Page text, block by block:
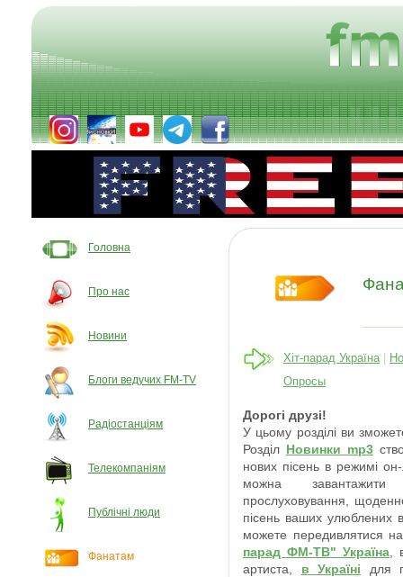
Головна
Про нас
Новини
Блоги ведучих FM-TV
Радіостанціям
Телекомпаніям
Публічні люди
Фанатам
Хіт-парад Україна|
Опросы
Дорогі друзі!
У цьому розділі ви
Розділ Новинки mp3
нових пісень в режимі
можна
прослуховування,
пісень ваших улюблених
можете передивлятися
парад ФМ-ТВ" Україна,
артиста, в Україні для